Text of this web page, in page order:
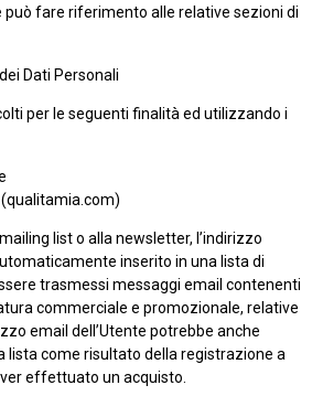
può fare riferimento alle relative sezioni di
Dati Personali
per le seguenti finalità ed utilizzando i
list o alla newsletter, l’indirizzo
inserito in una lista di
trasmessi messaggi email contenenti
commerciale e promozionale, relative
email dell’Utente potrebbe anche
lista come risultato della registrazione a
effettuato un acquisto.